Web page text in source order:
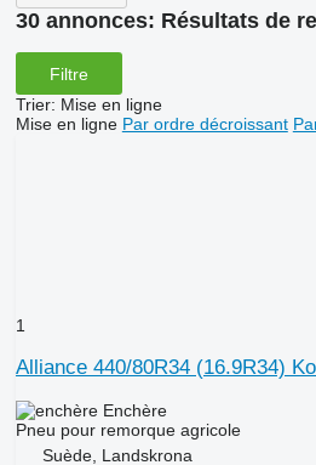
30 annonces: Résultats de
Filtre
Trier: Mise en ligne
Mise en ligne Par ordre décroissant
1
Alliance 440/80R34 (16.9R34)
Enchère
Pneu pour remorque agricole
Suède, Landskrona